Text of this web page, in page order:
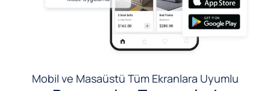
Mobil ve Masaüstü Tüm Ekranlara Uyumlu